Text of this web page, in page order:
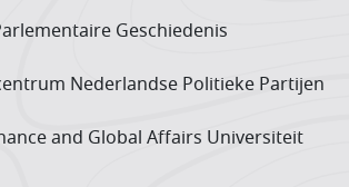
Geschiedenis
Neder­landse Politieke Partijen
and Global Affairs Universiteit